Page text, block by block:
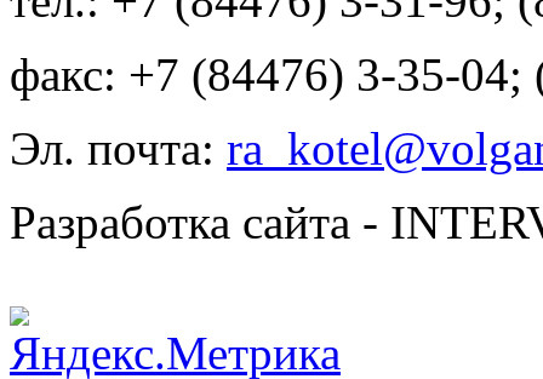
факс: +7 (84476) 3-35-04;
Эл. почта:
Разработка сайта -